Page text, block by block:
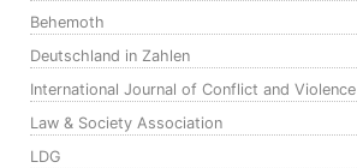
Behemoth
Deutschland in Zahlen
International Journal of Conflict and Violence
Law & Society Association
LDG